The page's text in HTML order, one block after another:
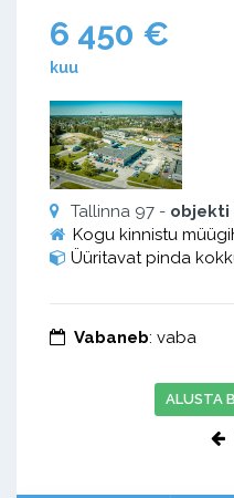
6 450 €
kuu
Tallinna 97 - objekti
Kogu kinnistu
Üüritavat pinda
Vabaneb: vaba
ALUSTA